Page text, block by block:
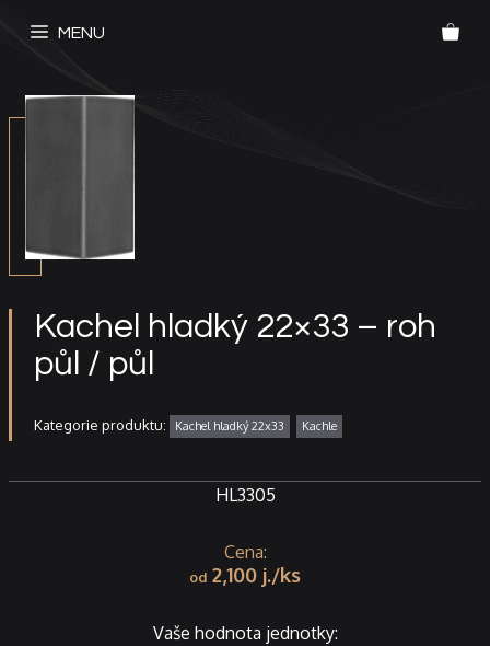
MENU
Kachel hladký 22×33 – roh
půl / půl
Kategorie produktu: Kachel hladký 22x33 Kachle
HL3305
2,100 j.
Vaše hodnota jednotky: